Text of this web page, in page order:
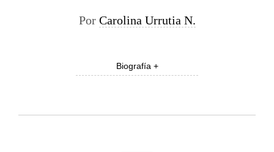
Por Carolina Urrutia N.
Biografía +